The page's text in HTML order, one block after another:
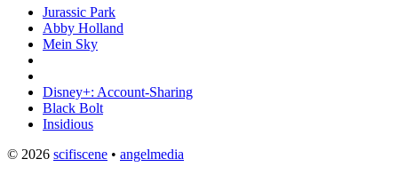
Jurassic Park
Abby Holland
Mein Sky
Disney+: Account-Sharing
Black Bolt
Insidious
© 2026 scifiscene • angelmedia